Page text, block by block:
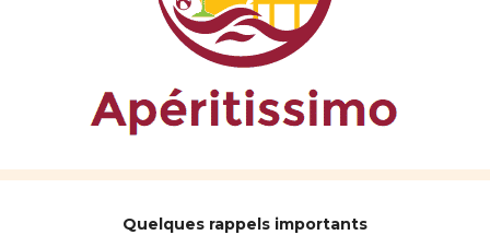
Quelques rappels importants